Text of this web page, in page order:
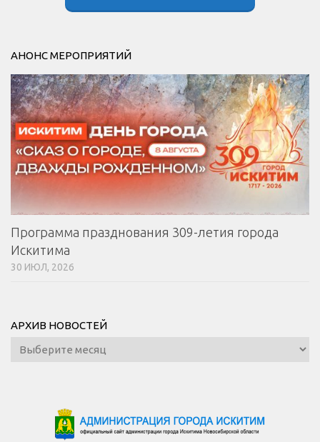
АНОНС МЕРОПРИЯТИЙ
Программа празднования 309-летия города
Искитима
30 ИЮЛ, 2026
АРХИВ НОВОСТЕЙ
Архив
новостей